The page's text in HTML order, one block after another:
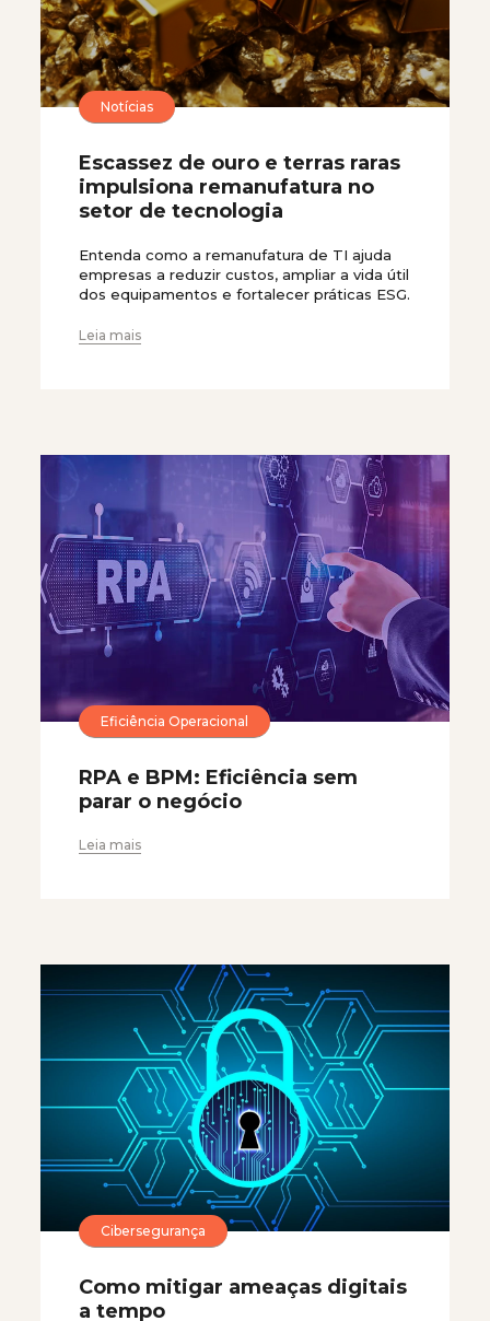
Notícias
Escassez de ouro e terras raras
impulsiona remanufatura no
setor de tecnologia
Entenda como a remanufatura de TI ajuda
empresas a reduzir custos, ampliar a vida útil
dos equipamentos e fortalecer práticas ESG.
Leia mais
Eficiência Operacional
RPA e BPM: Eficiência sem
parar o negócio
Leia mais
Cibersegurança
Como mitigar ameaças digitais
a tempo